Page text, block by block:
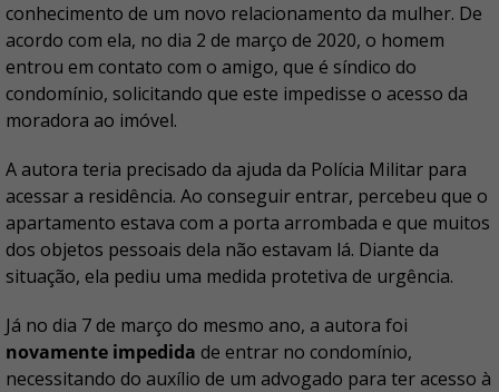
conhecimento de um novo relacionamento da mulher. De
acordo com ela, no dia 2 de março de 2020, o homem
entrou em contato com o amigo, que é síndico do
condomínio, solicitando que este impedisse o acesso da
moradora ao imóvel.
A autora teria precisado da ajuda da Polícia Militar para
acessar a residência. Ao conseguir entrar, percebeu que o
apartamento estava com a porta arrombada e que muitos
dos objetos pessoais dela não estavam lá. Diante da
situação, ela pediu uma medida protetiva de urgência.
Já no dia 7 de março do mesmo ano, a autora foi
novamente impedida de entrar no condomínio,
necessitando do auxílio de um advogado para ter acesso à